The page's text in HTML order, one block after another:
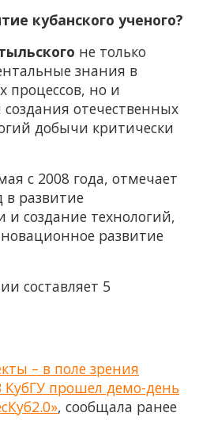
кубанского ученого?
не только
знания в
процессов, но и
отечественных
добычи критически
с 2008 года, отмечает
в развитие
и создание технологий,
развитие
составляет 5
– в поле зрения
КубГУ прошел демо-день
, сообщала ранее